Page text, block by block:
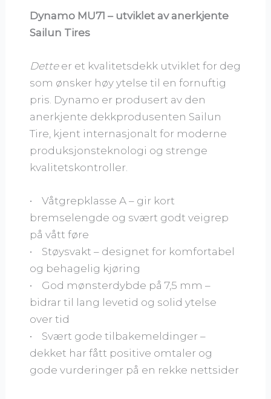
Dynamo MU71 – utviklet av anerkjente
Sailun Tires
Detteer et kvalitetsdekk utviklet for deg
som ønsker høy ytelse til en fornuftig
pris. Dynamo er produsert av den
anerkjente dekkprodusenten Sailun
Tire, kjent internasjonalt for moderne
produksjonsteknologi og strenge
kvalitetskontroller.
• Våtgrepklasse A – gir kort
bremselengde og svært godt veigrep
på vått føre
• Støysvakt – designet for komfortabel
og behagelig kjøring
• God mønsterdybde på 7,5 mm –
bidrar til lang levetid og solid ytelse
over tid
• Svært gode tilbakemeldinger –
dekket har fått positive omtaler og
gode vurderinger på en rekke nettsider